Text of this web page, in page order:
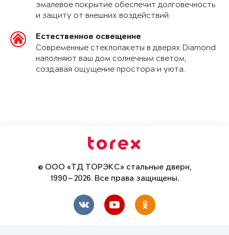
эмалевое покрытие обеспечит долговечность
и защиту от внешних воздействий.
Естественное освещение
Современные стеклопакеты в дверях Diamond
наполняют ваш дом солнечным светом,
создавая ощущение простора и уюта.
© ООО «ТД ТОРЭКС» стальные двери,
1990—2026. Все права защищены.